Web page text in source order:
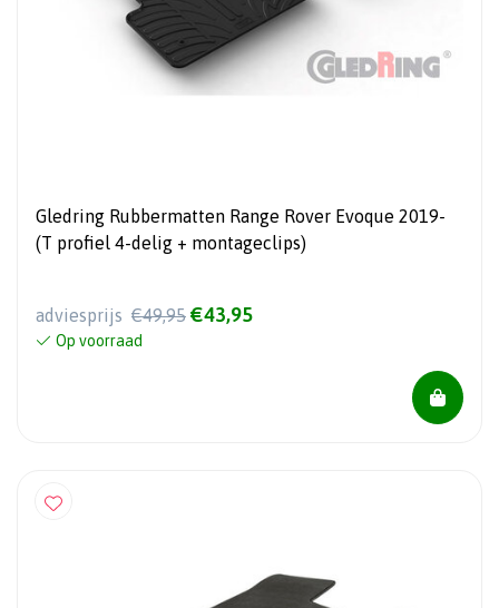
Gledring Rubbermatten Range Rover Evoque 2019-
(T profiel 4-delig + montageclips)
adviesprijs €49,95 €43,95
Op voorraad